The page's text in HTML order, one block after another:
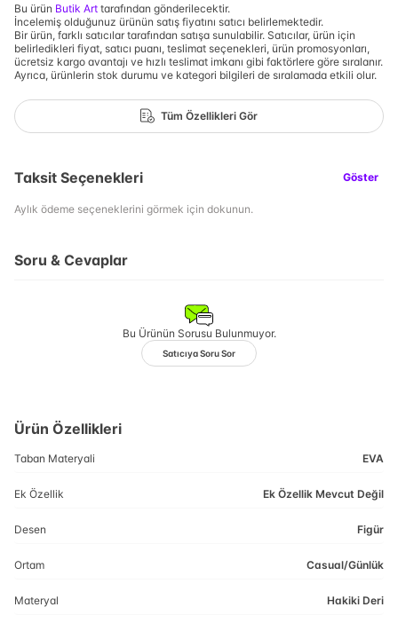
Bu ürün Butik Art tarafından gönderilecektir.
İncelemiş olduğunuz ürünün satış fiyatını satıcı belirlemektedir.
Bir ürün, farklı satıcılar tarafından satışa sunulabilir. Satıcılar, ürün için
belirledikleri fiyat, satıcı puanı, teslimat seçenekleri, ürün promosyonları,
ücretsiz kargo avantajı ve hızlı teslimat imkanı gibi faktörlere göre sıralanır.
Ayrıca, ürünlerin stok durumu ve kategori bilgileri de sıralamada etkili olur.
Tüm Özellikleri Gör
Taksit Seçenekleri Göster
Aylık ödeme seçeneklerini görmek için dokunun.
Soru & Cevaplar
Bu Ürünün Sorusu Bulunmuyor.
Satıcıya Soru Sor
Ürün Özellikleri
Taban Materyali EVA
Ek Özellik Ek Özellik Mevcut Değil
Desen Figür
Ortam Casual/Günlük
Materyal Hakiki Deri